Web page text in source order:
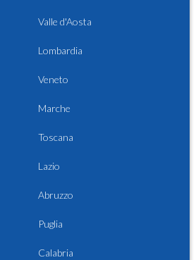
Valle d'Aosta
Lombardia
Veneto
Marche
Toscana
Lazio
Abruzzo
Puglia
Calabria